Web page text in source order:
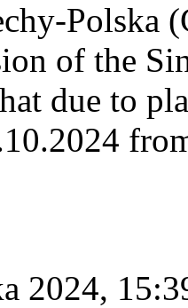
Polska
of the
due to
2024,